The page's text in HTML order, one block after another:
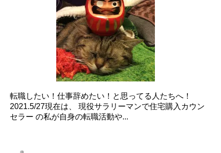
転職したい！仕事辞めたい！と思ってる人たちへ！
2021.5/27現在は、 現役サラリーマンで住宅購入カウン
セラー の私が自身の転職活動や...